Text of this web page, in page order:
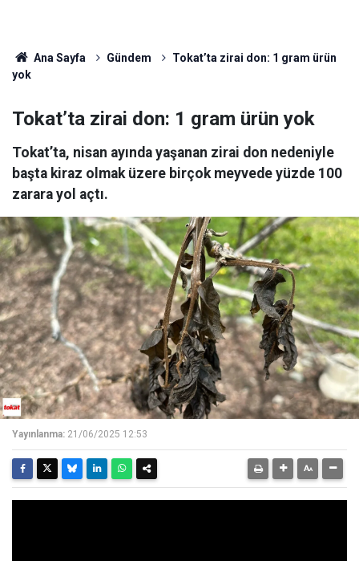
Ana Sayfa Gündem
Tokat’ta zirai don: 1 gram ürün
yok
Tokat’ta zirai don: 1 gram ürün yok
Tokat’ta, nisan ayında yaşanan zirai don nedeniyle
başta kiraz olmak üzere birçok meyvede yüzde 100
zarara yol açtı.
Yayınlanma: 21/06/2025 12:53